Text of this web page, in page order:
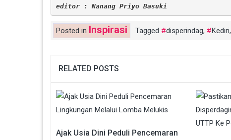
editor : Nanang Priyo Basuki
Posted in Inspirasi Tagged disperindag, Kediri,
RELATED POSTS
Ajak Usia Dini Peduli Pencemaran